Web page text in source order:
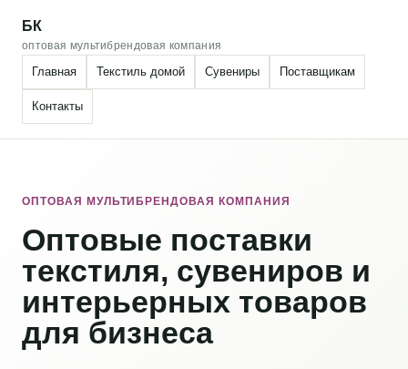
БК
оптовая мультибрендовая компания
Главная Текстиль домой Сувениры Поставщикам
Контакты
ОПТОВАЯ МУЛЬТИБРЕНДОВАЯ КОМПАНИЯ
Оптовые поставки
текстиля, сувениров и
интерьерных товаров
для бизнеса